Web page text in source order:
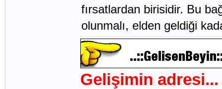
fırsatlardan birisidir. Bu
olunmalı, elden geldiği
Gelişimin adresi...